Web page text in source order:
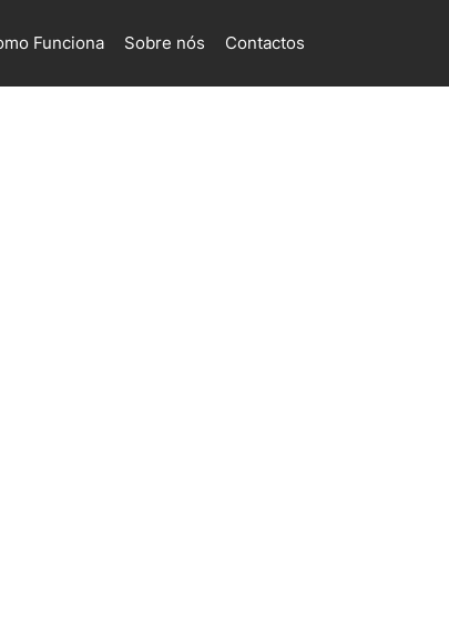
Funciona Sobre nós Contactos